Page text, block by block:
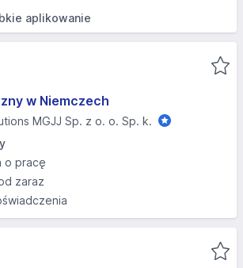
aplikowanie
w Niemczech
MGJJ Sp. z o. o. Sp. k.
o pracę
zaraz